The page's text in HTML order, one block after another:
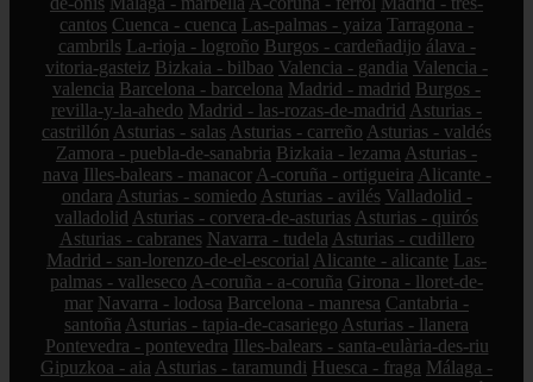
cantos Cuenca - cuenca Las-palmas - yaiza Tarragona -
cambrils La-rioja - logroño Burgos - cardeñadijo álava -
vitoria-gasteiz Bizkaia - bilbao Valencia - gandia Valencia -
valencia Barcelona - barcelona Madrid - madrid Burgos -
revilla-y-la-ahedo Madrid - las-rozas-de-madrid Asturias -
castrillón Asturias - salas Asturias - carreño Asturias - valdés
Zamora - puebla-de-sanabria Bizkaia - lezama Asturias -
nava Illes-balears - manacor A-coruña - ortigueira Alicante -
ondara Asturias - somiedo Asturias - avilés Valladolid -
valladolid Asturias - corvera-de-asturias Asturias - quirós
Asturias - cabranes Navarra - tudela Asturias - cudillero
Madrid - san-lorenzo-de-el-escorial Alicante - alicante Las-
palmas - valleseco A-coruña - a-coruña Girona - lloret-de-
mar Navarra - lodosa Barcelona - manresa Cantabria -
santoña Asturias - tapia-de-casariego Asturias - llanera
Pontevedra - pontevedra Illes-balears - santa-eulària-des-riu
Gipuzkoa - aia Asturias - taramundi Huesca - fraga Málaga -